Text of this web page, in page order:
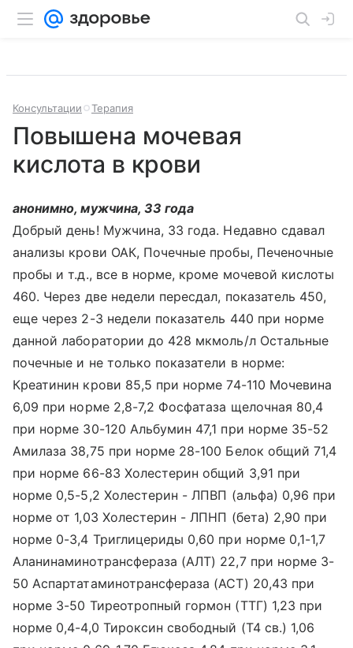
Консультации Терапия
Повышена мочевая
кислота в крови
анонимно, мужчина, 33 года
Добрый день! Мужчина, 33 года. Недавно сдавал
анализы крови ОАК, Почечные пробы, Печеночные
пробы и т.д., все в норме, кроме мочевой кислоты
460. Через две недели пересдал, показатель 450,
еще через 2-3 недели показатель 440 при норме
данной лаборатории до 428 мкмоль/л Остальные
почечные и не только показатели в норме:
Креатинин крови 85,5 при норме 74-110 Мочевина
6,09 при норме 2,8-7,2 Фосфатаза щелочная 80,4
при норме 30-120 Альбумин 47,1 при норме 35-52
Амилаза 38,75 при норме 28-100 Белок общий 71,4
при норме 66-83 Холестерин общий 3,91 при
норме 0,5-5,2 Холестерин - ЛПВП (альфа) 0,96 при
норме от 1,03 Холестерин - ЛПНП (бета) 2,90 при
норме 0-3,4 Триглицериды 0,60 при норме 0,1-1,7
Аланинаминотрансфераза (АЛТ) 22,7 при норме 3-
50 Аспартатаминотрансфераза (АСТ) 20,43 при
норме 3-50 Тиреотропный гормон (ТТГ) 1,23 при
норме 0,4-4,0 Тироксин свободный (Т4 св.) 1,06